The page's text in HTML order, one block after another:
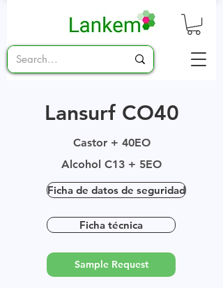
Lansurf CO40
Castor + 40EO
Alcohol C13 + 5EO
Ficha de datos de seguridad
Ficha técnica
Sample Request